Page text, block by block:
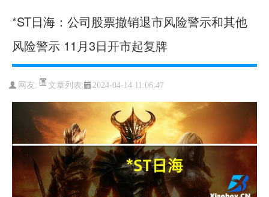
*ST日海：公司股票撤销退市风险警示和其他
风险警示 11月3日开市起复牌
网友: 文章列表 2024-04-14 11:06:47